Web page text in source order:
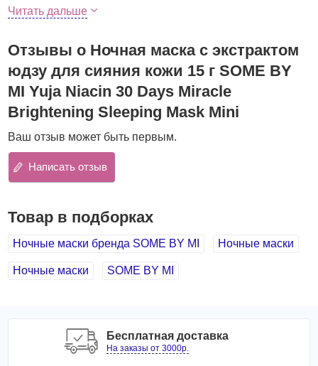
вернёт тусклой коже сияние, поможет справиться с
и пигментированной кожи.
Маска имеет легкую текстуру и тонкий цитрусовый
аромат, хорошо распределяется по коже, делает
процедуру ухода невероятно приятной, расслабляющей.
Преимущества:
осветляет пигментные пятна, устраняет постакне,
увлажняет кожу и предупреждает потерю влаги,
повышает эластичность кожи.
Экстракт юдзу
(юзу, японский цитрон) - источник
витамина C, обеспечивает надежную защиту от
факторов внешней среды. Увлажняет и успокаивает
пигментации, а благодаря способности
стимулировать выработку собственного коллагена,
Читать дальше
Отзывы о Ночная маска с экстрактом
юдзу для сияния кожи 15 г SOME BY
MI Yuja Niacin 30 Days Miracle
Brightening Sleeping Mask Mini
Ваш отзыв может быть первым.
Написать отзыв
Товар в подборках
Ночные маски бренда SOME BY MI Ночные маски
Ночные маски SOME BY MI
Бесплатная доставка
На заказы от 3000р.